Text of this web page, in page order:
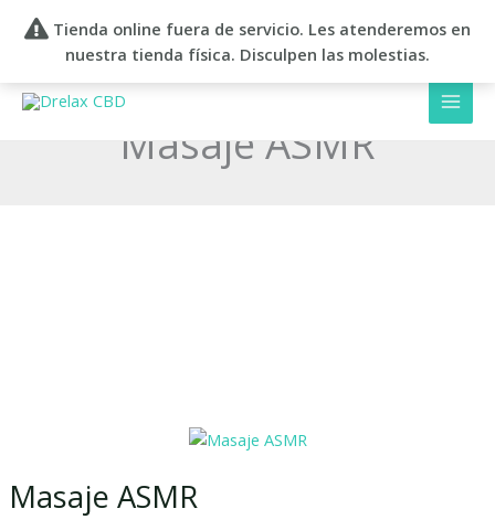
Tienda online fuera de servicio. Les atenderemos en
nuestra tienda física. Disculpen las molestias.
contenido
Masaje ASMR
Masaje ASMR